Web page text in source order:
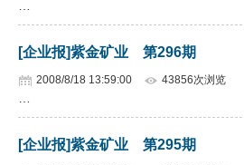
行情报价
数字报
[企业报]紫金矿业 第296期
2008/8/18 13:59:00 43856次浏览
[企业报]紫金矿业 第295期